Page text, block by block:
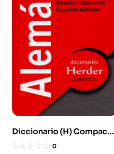
Diccionario (H) Compacto
Alemán
0